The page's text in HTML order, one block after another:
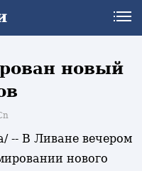
новый
-- В Ливане вечером
нового